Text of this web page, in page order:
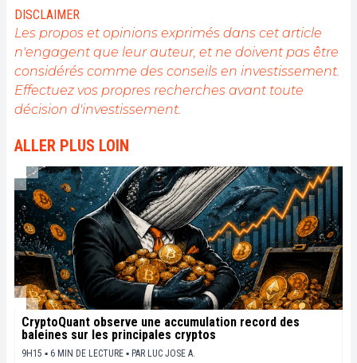
tous, et je crois fermement que Bitcoin est l'outil
qui peut rendre cela possible.
DISCLAIMER
Les propos et opinions exprimés dans cet article
n'engagent que leur auteur, et ne doivent pas être
considérés comme des conseils en investissement.
Effectuez vos propres recherches avant toute
décision d'investissement.
ALLER PLUS LOIN
CryptoQuant observe une accumulation record des
baleines sur les principales cryptos
9H15 ▪ 6 MIN DE LECTURE ▪ PAR LUC JOSE A.